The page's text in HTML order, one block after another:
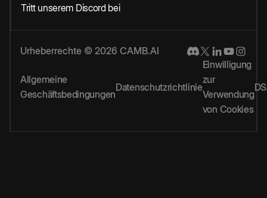
Tritt unserem Discord bei
Urheberrechte © 2026 CAMB.AI
Allgemeine
Geschäftsbedingungen
Datenschutzrichtlinie
Einwilligung
zur
Verwendung
von Cookies